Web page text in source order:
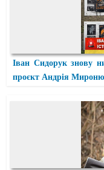
Іван Сидорук знову
проєкт Андрія